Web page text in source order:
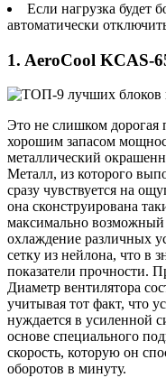
Если нагрузка будет
автоматически
1. AeroCool KCAS-
Это не слишком дорогая
хорошим запасом
металлический
Металл, из которого
сразу чувствуется на
она сконструирована
максимально возможный
охлаждение различных
сетку из нейлона, что в
показатели прочности.
Диаметр вентилятора
учитывая тот факт, что
нуждается в усиленной
основе специального
скорость, которую он
оборотов в минуту.